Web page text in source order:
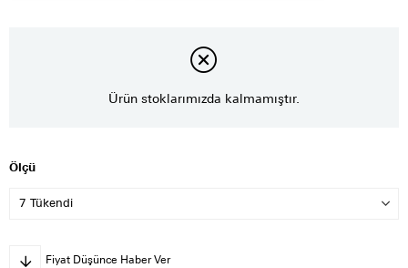
Ürün stoklarımızda kalmamıştır.
Ölçü
Fiyat Düşünce Haber Ver